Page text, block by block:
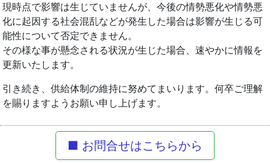
現時点で影響は生じていませんが、今後の情勢悪化や情勢悪
化に起因する社会混乱などが発生した場合は影響が生じる可
能性について否定できません。
その様な事が懸念される状況が生じた場合、速やかに情報を
更新いたします。
引き続き、供給体制の維持に努めてまいります。何卒ご理解
を賜りますようお願い申し上げます。
■ お問合せはこちらから